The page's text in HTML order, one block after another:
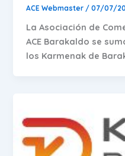
ACE Webmaster /07/07/
La Asociación de
ACE Barakaldo se
los Karmenak de